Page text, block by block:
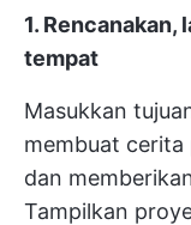
1. Rencanakan,
tempat
Masukkan
membuat cerita
dan
Tampilkan